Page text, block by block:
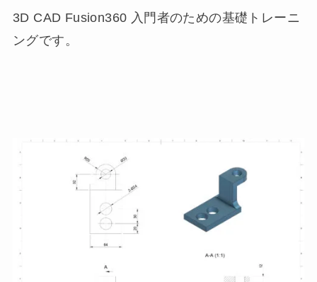
3D CAD Fusion360 入門者のための基礎トレーニ
ングです。